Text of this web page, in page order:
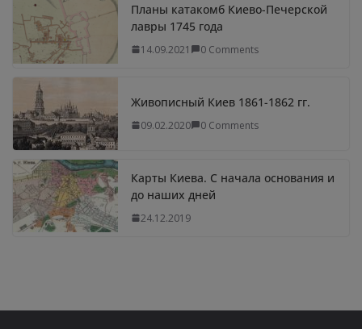
Планы катакомб Киево-Печерской
лавры 1745 года
14.09.2021 0 Comments
Живописный Киев 1861-1862 гг.
09.02.2020 0 Comments
Карты Киева. С начала основания и
до наших дней
24.12.2019